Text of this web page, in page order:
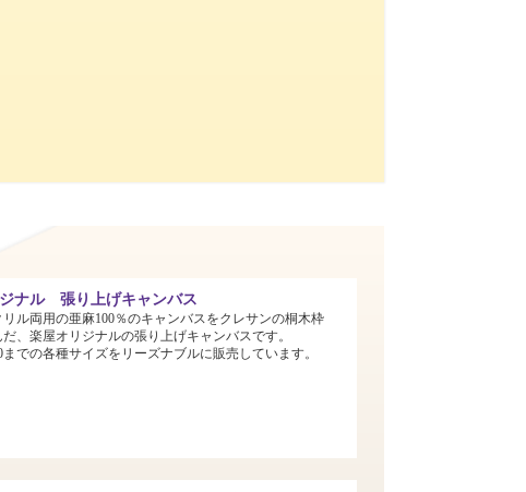
ナル 張り上げキャンバス
ル両用の亜麻100％のキャンバスをクレサンの桐木枠
、楽屋オリジナルの張り上げキャンバスです。
までの各種サイズをリーズナブルに販売しています。